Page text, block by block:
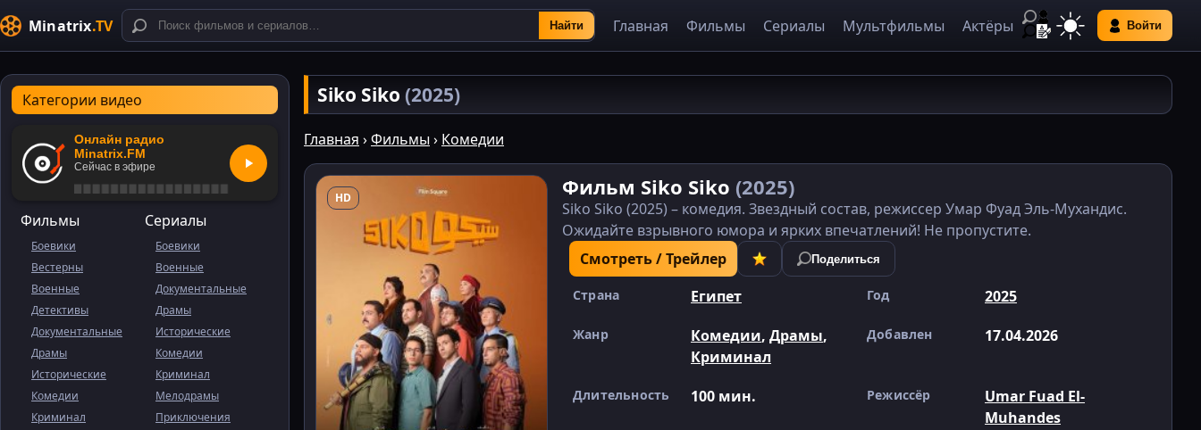
Minatrix.TV Найти Главная Фильмы Сериалы Мультфильмы Актёры Войти
Категории видео
Онлайн радио
Minatrix.FM
Сейчас в эфире
Фильмы
Боевики
Вестерны
Военные
Детективы
Документальные
Драмы
Исторические
Комедии
Криминал
Сериалы
Боевики
Военные
Документальные
Драмы
Исторические
Комедии
Криминал
Мелодрамы
Приключения
Siko Siko (2025)
Главная ›Фильмы › Комедии
HD Фильм Siko Siko (2025)
Siko Siko (2025) – комедия. Звездный состав, режиссер Умар Фуад Эль-Мухандис.
Ожидайте взрывного юмора и ярких впечатлений! Не пропустите.
Смотреть / Трейлер
Поделиться
Страна Египет Год 2025
Жанр Комедии, Драмы,
Криминал
Добавлен 17.04.2026
Длительность 100 мин. Режиссёр
Umar Fuad El-
Muhandes